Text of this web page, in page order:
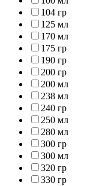
104 гр
125 мл
170 мл
175 гр
190 гр
200 гр
200 мл
238 мл
240 гр
250 мл
280 мл
300 гр
300 мл
320 гр
330 гр